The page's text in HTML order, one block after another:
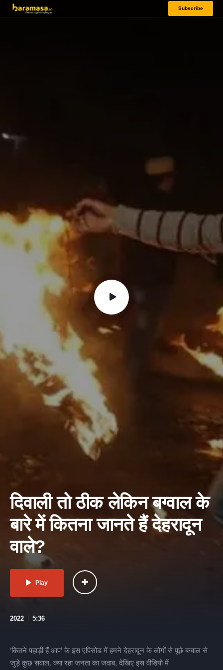
Subscribe
दिवाली तो ठीक लेकिन बग्वाल के
बारे में कितना जानते हैं देहरादून
वाले?
Play
2022 5:36
‘कितने पहाड़ी हैं आप’ के इस एपिसोड में हमने देहरादून के लोगों से पूछे बग्वाल से
जुड़े कुछ सवाल. क्या रहा जनता का जवाब, देखिए इस वीडियो में